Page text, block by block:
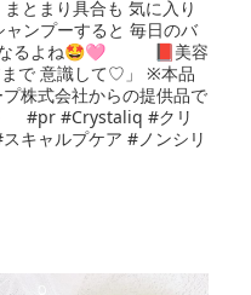
まり具合も 気に入り
プーすると 毎日のバ
になるよね🤩🩷 📕美容
で 意識して♡」 ※本品
株式会社からの提供品で
#pr #Crystaliq #クリ
キャルプケア #ノンシリ